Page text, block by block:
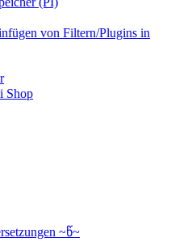
von Filtern/Plugins in
Shop
~წ~